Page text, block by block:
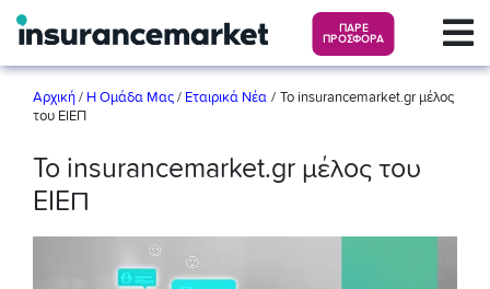
ΠΑΡΕ
ΠΡΟΣΦΟΡΑ
Αρχική / Η Ομάδα Μας / Εταιρικά Νέα / Το insurancemarket.gr μέλος
του ΕΙΕΠ
Το insurancemarket.gr μέλος του
ΕΙΕΠ